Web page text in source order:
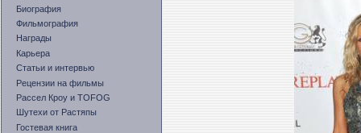
Биография
Фильмография
Награды
Карьера
Статьи и интервью
Рецензии на фильмы
Рассел Кроу и TOFOG
Шутехи от Растяпы
Гостевая книга